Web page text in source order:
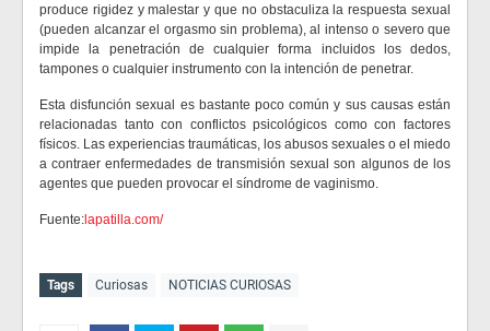
produce rigidez y malestar y que no obstaculiza la respuesta sexual
(pueden alcanzar el orgasmo sin problema), al intenso o severo que
impide la penetración de cualquier forma incluidos los dedos,
tampones o cualquier instrumento con la intención de penetrar.
Esta disfunción sexual es bastante poco común y sus causas están
relacionadas tanto con conflictos psicológicos como con factores
físicos. Las experiencias traumáticas, los abusos sexuales o el miedo
a contraer enfermedades de transmisión sexual son algunos de los
agentes que pueden provocar el síndrome de vaginismo.
Fuente: lapatilla.com/
Tags Curiosas NOTICIAS CURIOSAS